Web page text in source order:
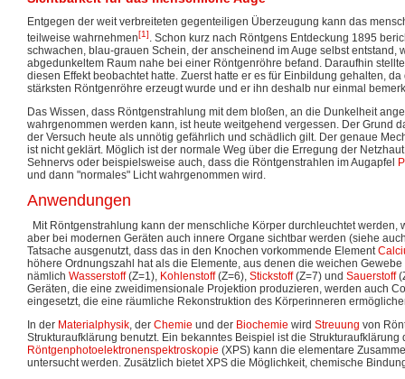
Entgegen der weit verbreiteten gegenteiligen Überzeugung kann das
teilweise wahrnehmen[1]. Schon kurz nach Röntgens Entdeckung 1895
schwachen, blau-grauen Schein, der anscheinend im Auge selbst entstand,
abgedunkeltem Raum nahe bei einer Röntgenröhre befand. Daraufhin
diesen Effekt beobachtet hatte. Zuerst hatte er es für Einbildung gehalten, da
stärksten Röntgenröhre erzeugt wurde und er ihn deshalb nur einmal
Das Wissen, dass Röntgenstrahlung mit dem bloßen, an die Dunkelheit
wahrgenommen werden kann, ist heute weitgehend vergessen. Der Grund
der Versuch heute als unnötig gefährlich und schädlich gilt. Der genaue
ist nicht geklärt. Möglich ist der normale Weg über die Erregung der
Sehnervs oder beispielsweise auch, dass die Röntgenstrahlen im Augapfel
und dann "normales" Licht wahrgenommen wird.
Anwendungen
Mit Röntgenstrahlung kann der menschliche Körper durchleuchtet werden,
aber bei modernen Geräten auch innere Organe sichtbar werden (siehe
Tatsache ausgenutzt, dass das in den Knochen vorkommende Element
höhere Ordnungszahl hat als die Elemente, aus denen die weichen
nämlich Wasserstoff(Z=1), Kohlenstoff(Z=6), Stickstoff(Z=7) und Sauerstoff
Geräten, die eine zweidimensionale Projektion produzieren, werden auch
eingesetzt, die eine räumliche Rekonstruktion des Körperinneren
In der Materialphysik, der Chemie und der Biochemie wird Streuung von
Strukturaufklärung benutzt. Ein bekanntes Beispiel ist die Strukturaufklärung
Röntgenphotoelektronenspektroskopie (XPS) kann die elementare
untersucht werden. Zusätzlich bietet XPS die Möglichkeit, chemische